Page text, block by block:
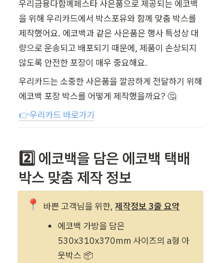
우리금융다함께페스타 사은품으로 제공되는 에코백
을 위해 우리카드에서 박스포유와 함께 맞춤 박스를
제작했어요. 에코백과 같은 사은품은 행사 특성상 대
량으로 운송되고 배포되기 때문에, 제품이 손상되지
않도록 안전한 포장이 매우 중요해요.
우리카드는 소중한 사은품을 깔끔하게 전달하기 위해
에코백 포장 박스를 어떻게 제작했을까요? 🤔
👉우리카드 바로가기
2️⃣ 에코백을 담은 에코백 택배
박스 맞춤 제작 정보
📍 바쁜 고객님을 위한, 제작정보 3줄 요약
에코백 가방을 담은
530x310x370mm 사이즈의 a형 아
웃박스 📦